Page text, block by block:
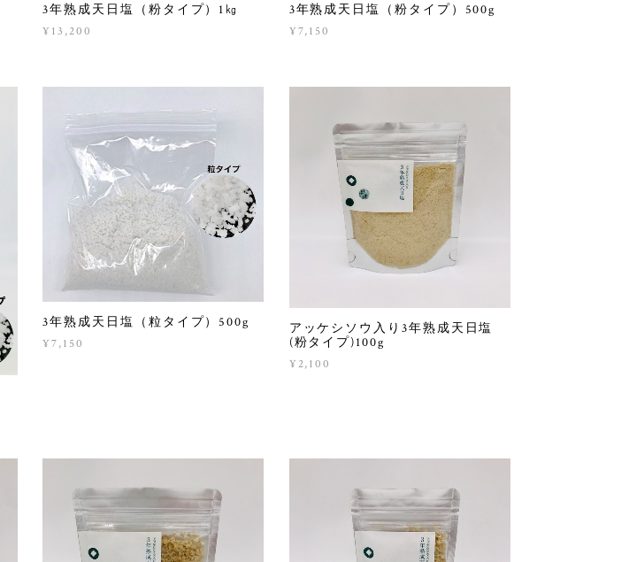
3年熟成天日塩（粉タイプ）1㎏
¥13,200
3年熟成天日塩（粉タイプ）500g
¥7,150
3年熟成天日塩（粒タイプ）500g
¥7,150
アッケシソウ入り3年熟成天日塩
(粉タイプ)100g
¥2,100